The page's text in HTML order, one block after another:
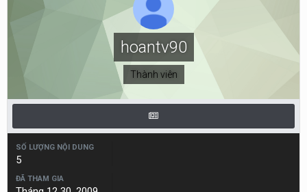
hoantv90
Thành viên
SỐ LƯỢNG NỘI DUNG
5
ĐÃ THAM GIA